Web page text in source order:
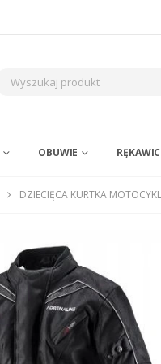
OBUWIE
DZIECIĘCA KURTKA